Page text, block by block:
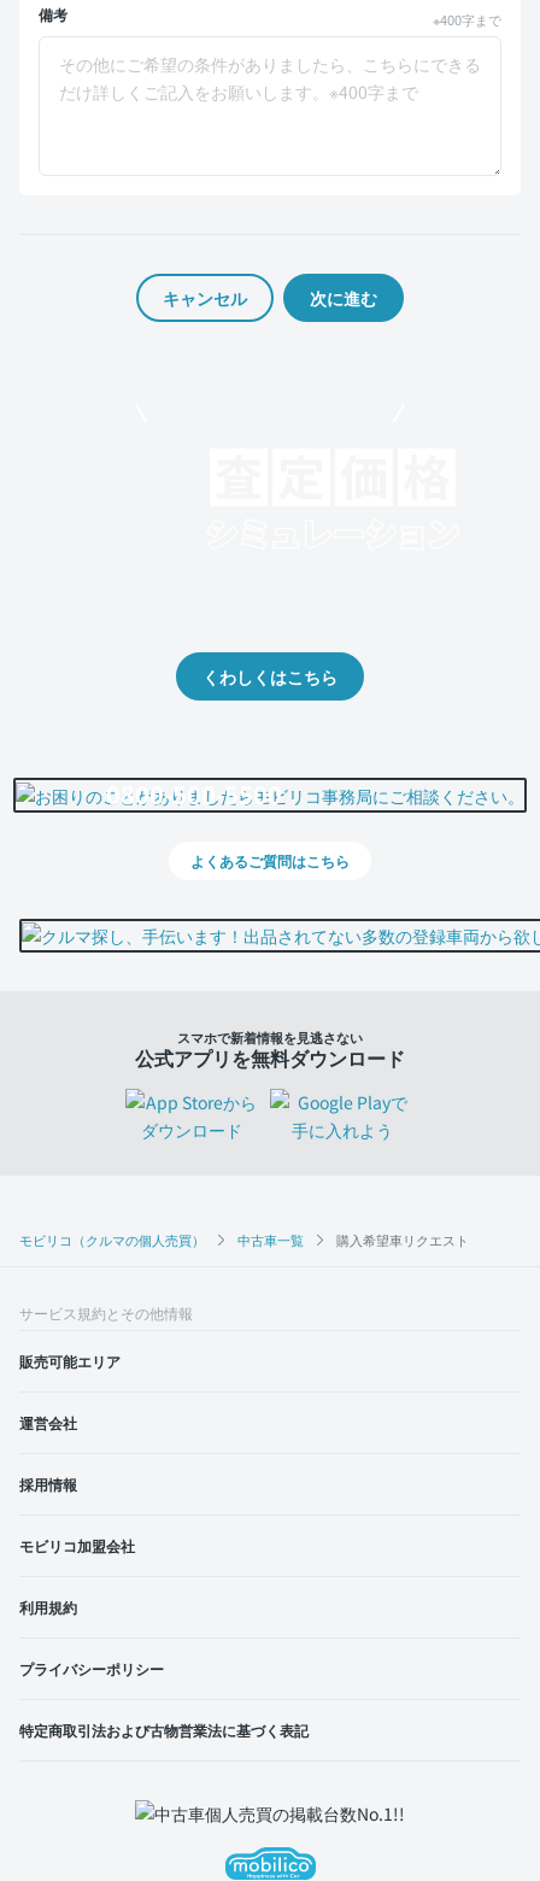
モビリコ（クルマの個人売買） 中古車一覧 購入希望車リクエスト
備考 ※400字まで
キャンセル
くわしくはこちら
0800-500-5500
よくあるご質問はこちら
スマホで新着情報を見逃さない
公式アプリを無料ダウンロード
サービス規約とその他情報
販売可能エリア
運営会社
採用情報
モビリコ加盟会社
利用規約
プライバシーポリシー
特定商取引法および古物営業法に基づく表記